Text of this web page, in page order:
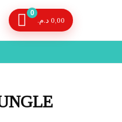
0
0,00 د.م.